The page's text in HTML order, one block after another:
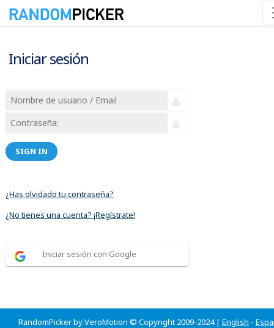
Iniciar sesión
SIGN IN
¿Has olvidado tu contraseña?
¿No tienes una cuenta? ¡Regístrate!
Iniciar sesión con Google
RandomPicker by VeroMotion © Copyright 2009-2024 | English -